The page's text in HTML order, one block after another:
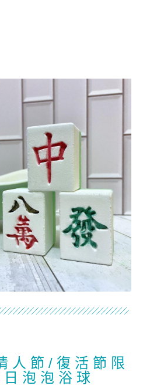
人 節 / 復 活 節 限
泡 泡 浴 球